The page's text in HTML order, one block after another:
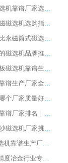
2026 铁矿磁选机靠谱厂家选购全攻略 行业标杆华体会手机网页版-华体会(中国) 设备性价比出众
2026 化工强磁磁选机选购指南 5 家行业口碑靠谱厂家领域强者推荐
2026 高性价比永磁筒式磁选机品牌盘点 行业强者口碑实测选购完整指南
2026 评价高的磁选机品牌推荐选购指南，永磁筒式磁选机设备领域强者全景行业口碑解析
2026 国内平板磁选机靠谱生产厂家推荐排名|行业口碑选购指南，领域强者按需选设备
2026 磁选机靠谱生产厂家全梳理 分场景选型行业头部品牌选购参考攻略
2026 磁选机哪个厂家质量好？十大靠谱磁电企业排名选购指南
2026 磁选机靠谱厂家排名｜华体会手机网页版-华体会(中国) 高性价比磁选机磁电品牌
2026 顺流河沙磁选机厂家挑选攻略 | 业内口碑龙头企业高性价比品牌推荐
2026平板磁选机靠谱生产厂家选购指南 行业口碑良好品牌推荐 磁电领域实力强者
2026高分选精度冶金行业专用磁选机生产厂家,干湿式磁选机源头供应商推荐